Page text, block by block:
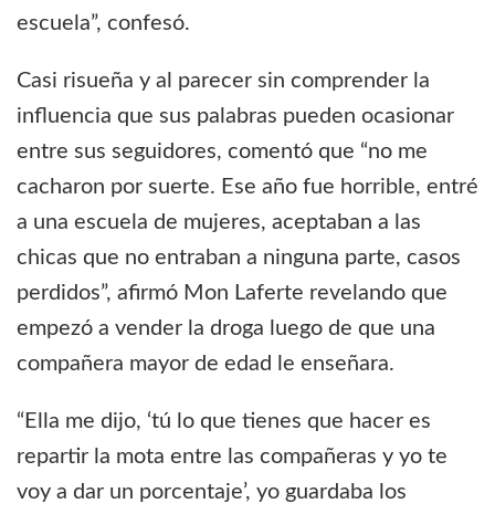
escuela”, confesó.
Casi risueña y al parecer sin comprender la
influencia que sus palabras pueden ocasionar
entre sus seguidores, comentó que “no me
cacharon por suerte. Ese año fue horrible, entré
a una escuela de mujeres, aceptaban a las
chicas que no entraban a ninguna parte, casos
perdidos”, afirmó Mon Laferte revelando que
empezó a vender la droga luego de que una
compañera mayor de edad le enseñara.
“Ella me dijo, ‘tú lo que tienes que hacer es
repartir la mota entre las compañeras y yo te
voy a dar un porcentaje’, yo guardaba los